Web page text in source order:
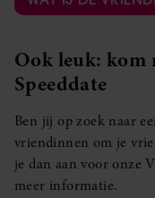
Ook leuk: kom
Speeddate
Ben jij op zoek naar
vriendinnen om je
je dan aan voor onze
meer informatie.